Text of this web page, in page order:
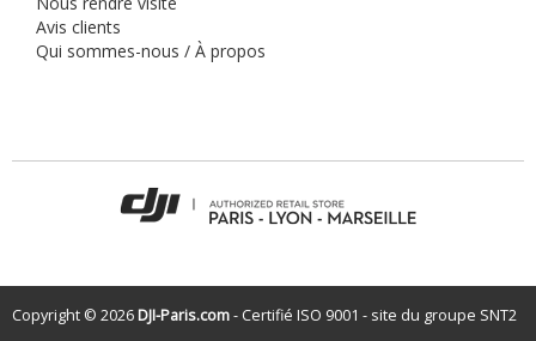
Avis clients
Qui sommes-nous / À propos
Copyright © 2026DJI-Paris.com- Certifié ISO 9001 - site du groupe SNT2